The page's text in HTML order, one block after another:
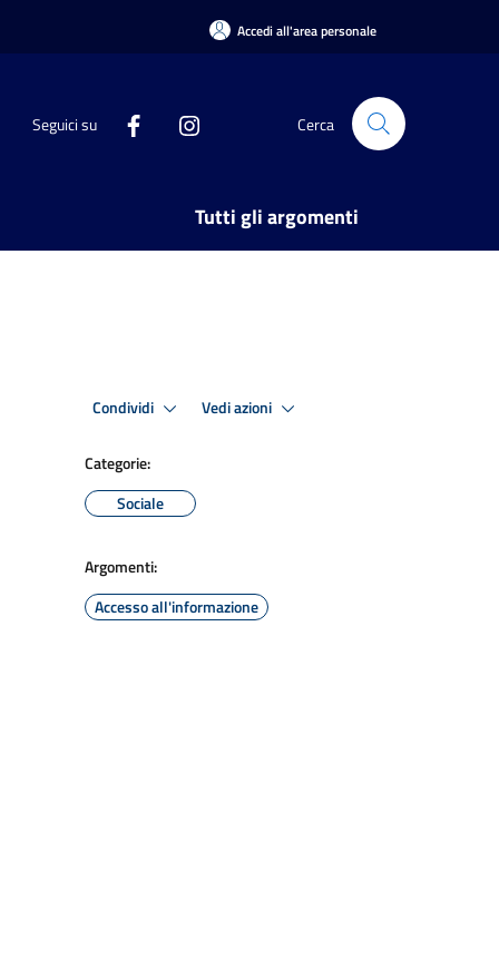
Accedi all'area personale
Seguici su Cerca
Tutti gli argomenti
Condividi Vedi azioni
Categorie:
Sociale
Argomenti:
Accesso all'informazione